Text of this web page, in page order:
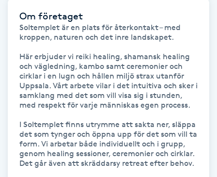
Frisör
Funktionsanalys
Färgning
Föning
Gel naglar
Gelenaglar
Om företaget
Soltemplet är en plats för återkontakt – med
kroppen, naturen och det inre landskapet.
Här erbjuder vi reiki healing, shamansk healing
och vägledning, kambo samt ceremonier och
cirklar i en lugn och hållen miljö strax utanför
Uppsala. Vårt arbete vilar i det intuitiva och sker i
samklang med det som vill visa sig i stunden,
med respekt för varje människas egen process.
I Soltemplet finns utrymme att sakta ner, släppa
det som tynger och öppna upp för det som vill ta
form. Vi arbetar både individuellt och i grupp,
genom healing sessioner, ceremonier och cirklar.
Det går även att skräddarsy retreat efter behov.